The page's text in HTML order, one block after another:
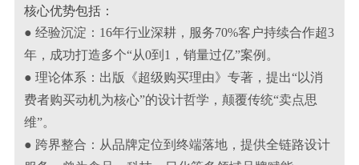
核心优势包括：
● 经验沉淀：16年行业深耕，服务70%客户持续合作超3
年，成功打造多个“从0到1，销量过亿”案例。
● 理论体系：出版《超级购买理由》专著，提出“以消
费者购买动机为核心”的设计哲学，颠覆传统“卖点思
维”。
● 跨界整合：从品牌定位到终端落地，提供全链路设计